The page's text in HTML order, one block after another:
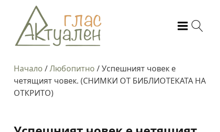
Начало /Любопитно /Успешният човек е
четящият човек. (СНИМКИ ОТ БИБЛИОТЕКАТА НА
ОТКРИТО)